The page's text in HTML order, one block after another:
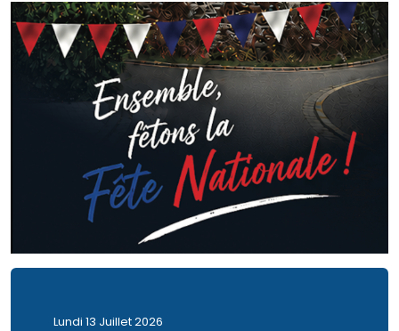
Lundi 13 Juillet 2026